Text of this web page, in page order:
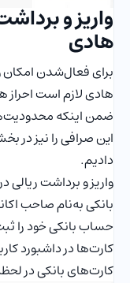
واریز و
هادی
برای فعال‌شدن امکان
هادی لازم است
ضمن اینکه
این صرافی را نیز در
دادیم.
واریز و برداشت
بانکی به‌نام صاحب
حساب بانکی خود را
کارت‌ها در داشبورد
کارت‌های بانکی در